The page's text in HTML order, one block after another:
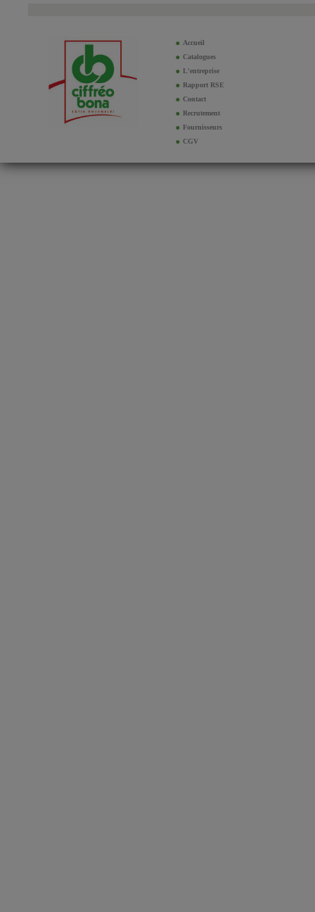
Accueil
Catalogues
L'entreprise
Rapport RSE
Contact
Recrutement
Fournisseurs
CGV